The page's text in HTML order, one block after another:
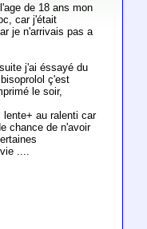
de 18 ans mon
car j'était
je n'arrivais pas a
j'ai éssayé du
ç'est
le soir,
au ralenti car
chance de n'avoir
....